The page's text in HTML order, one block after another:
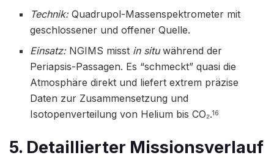
Technik:Quadrupol-Massenspektrometer mit
geschlossener und offener Quelle.
Einsatz:NGIMS misst in situwährend der
Periapsis-Passagen. Es “schmeckt” quasi die
Atmosphäre direkt und liefert extrem präzise
Daten zur Zusammensetzung und
Isotopenverteilung von Helium bis CO₂.16
5. Detaillierter Missionsverlauf